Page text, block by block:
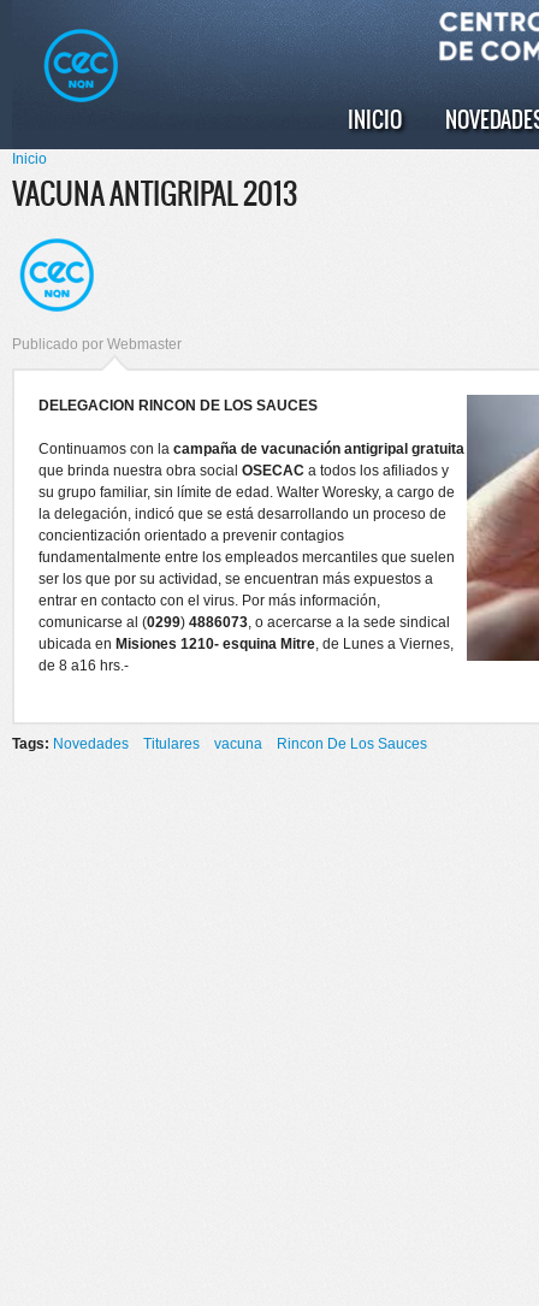
principal
Menú principal
INICIO
Se encuentra usted aquí
Inicio
VACUNA ANTIGRIPAL 2013
Publicado por Webmaster
DELEGACION RINCON DE LOS SAUCES
Continuamos con la campaña de vacunación antigripal gratuita
que brinda nuestra obra social OSECAC a todos los afiliados y
su grupo familiar, sin límite de edad. Walter Woresky, a cargo de
la delegación, indicó que se está desarrollando un proceso de
concientización orientado a prevenir contagios
fundamentalmente entre los empleados mercantiles que suelen
ser los que por su actividad, se encuentran más expuestos a
entrar en contacto con el virus. Por más información,
comunicarse al (0299) 4886073, o acercarse a la sede sindical
ubicada en Misiones 1210- esquina Mitre, de Lunes a Viernes,
de 8 a16 hrs.-
Tags: Novedades Titulares vacuna Rincon De Los Sauces